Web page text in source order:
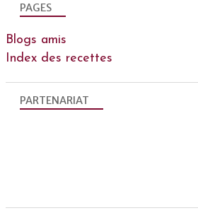
PAGES
Blogs amis
Index des recettes
PARTENARIAT